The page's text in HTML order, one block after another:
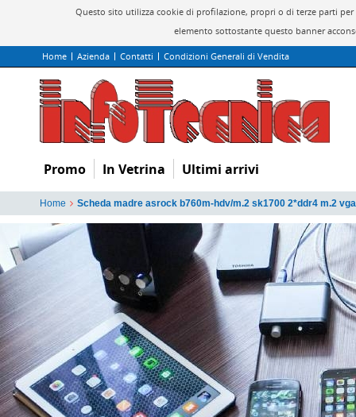
Questo sito utilizza cookie di profilazione, propri o di terze parti
elemento sottostante questo banner
Home Azienda Contatti Condizioni Generali di Vendita
Promo In Vetrina Ultimi arrivi
Home Scheda madre asrock b760m-hdv/m.2 sk1700 2*ddr4 m.2